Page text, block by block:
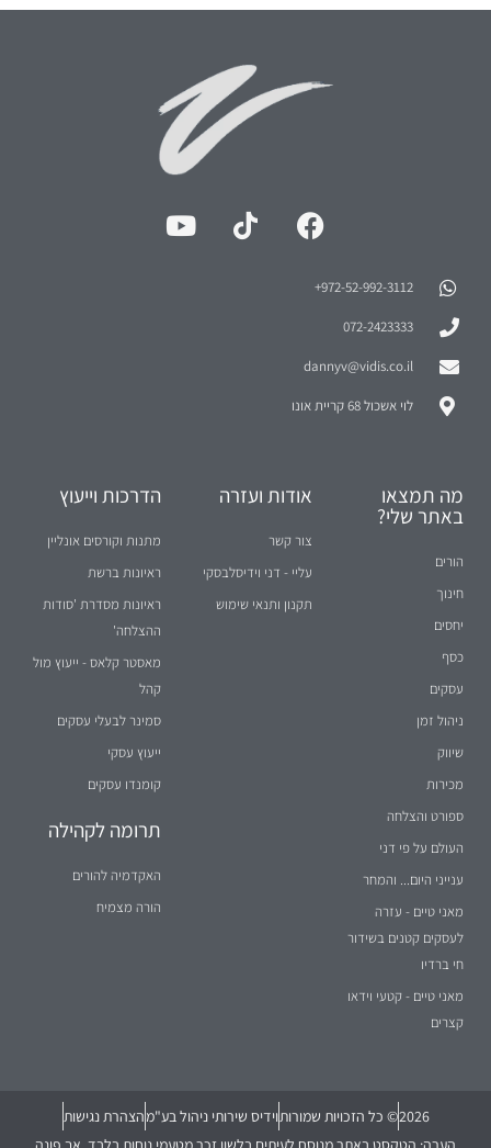
972-52-992-3112⁩+
072-2423333
dannyv@vidis.co.il
לוי אשכול 68 קריית אונו
מה תמצאו
באתר שלי?
הורים
חינוך
יחסים
כסף
עסקים
ניהול זמן
שיווק
מכירות
ספורט והצלחה
העולם על פי דני
ענייני היום... והמחר
מאני טיים - עזרה
לעסקים קטנים בשידור
חי ברדיו
מאני טיים - קטעי וידאו
קצרים
אודות ועזרה
צור קשר
עליי - דני וידיסלבסקי
תקנון ותנאי שימוש
הדרכות וייעוץ
מתנות וקורסים אונליין
ראיונות ברשת
ראיונות מסדרת 'סודות
ההצלחה'
מאסטר קלאס - ייעוץ מול
קהל
סמינר לבעלי עסקים
ייעוץ עסקי
קומנדו עסקים
תרומה לקהילה
האקדמיה להורים
הורה מצמיח
2026© כל הזכויות שמורותוידיס שירותי ניהול בע"מהצהרת נגישות
הערה: הטקסט באתר מנוסח לעיתים בלשון זכר מטעמי נוחות בלבד, אך פונה